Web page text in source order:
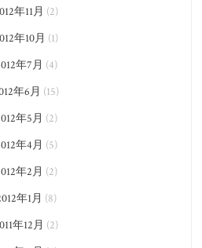
年11月 (2)
年10月 (1)
年7月 (4)
年6月 (15)
年5月 (2)
年4月 (5)
年2月 (2)
年1月 (8)
年12月 (2)